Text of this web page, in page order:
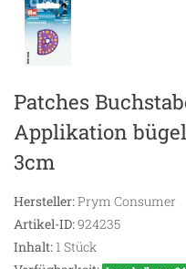
Patches
Applikation
3cm
Hersteller:Prym Consumer
Artikel-ID:924235
Inhalt:1 Stück